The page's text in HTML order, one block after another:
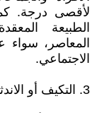
لأقصى درجة.
الطبيعة
المعاصر، سواء
الاجتماعي.
3. التكيف أو الاندثار: قانون البقاء